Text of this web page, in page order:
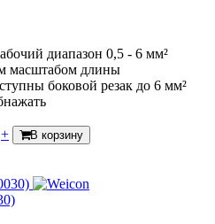
диапазон 0,5 - 6 мм²
масштабом длины
боковой резак до 6 мм²
+ В корзину